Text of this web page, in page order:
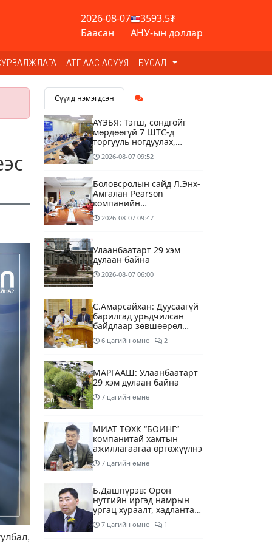
2026-08-07
Баасан
3593.5₮
АНУ-ын доллар
АТГ-ААС АСУУЯ БУСАД
Сүүлд нэмэгдсэн
АҮЭБЯ: Тэгш, сондгойг
мөрдөөгүй 7 ШТС-д
торгууль ногдуулах,
тусгай зөвшөөрлийг нь
цуцлах хүртэл арга
2026-08-07 09:52
Боловсролын сайд Л.Энх-
Амгалан Pearson
компанийн
удирдлагуудтай уулзаж,
хамтын ажиллагааг
2026-08-07 09:47
Улаанбаатарт 29 хэм
дулаан байна
2026-08-07 06:00
С.Амарсайхан: Дуусаагүй
барилгад урьдчилсан
байдлаар зөвшөөрөл
гэрчилгээ олгохгүй
байхаар зохион
6 цагийн өмнө 2
МАРГААШ: Улаанбаатарт
29 хэм дулаан байна
7 цагийн өмнө
МИАТ ТӨХК “БОИНГ“
компанитай хамтын
ажиллагаагаа өргөжүүлнэ
7 цагийн өмнө
Б.Дашпүрэв: Орон
нутгийн иргэд намрын
ургац хураалт, хадлантай
холбоотой ШТС-уудаар
зөөврийн саваар
7 цагийн өмнө 1